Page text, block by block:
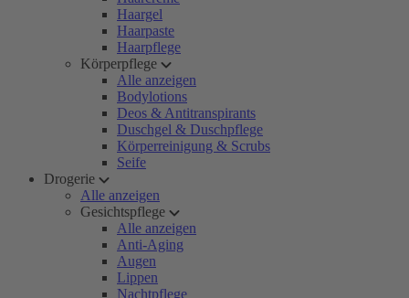
Haargel
Haarpaste
Haarpflege
Körperpflege
Alle anzeigen
Bodylotions
Deos & Antitranspirants
Duschgel & Duschpflege
Körperreinigung & Scrubs
Seife
Drogerie
Alle anzeigen
Gesichtspflege
Alle anzeigen
Anti-Aging
Augen
Lippen
Nachtpflege